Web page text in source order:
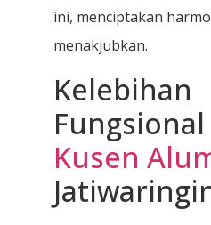
ini, menciptakan
menakjubkan.
Kelebihan
Kusen